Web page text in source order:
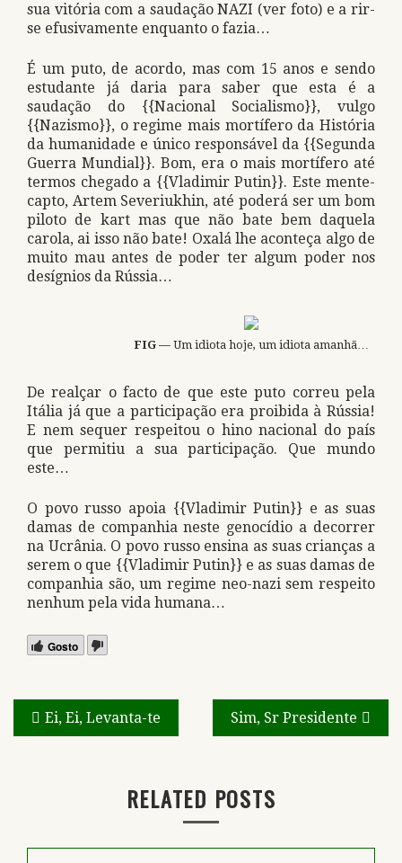
sua vitória com a saudação NAZI (ver foto) e a rir-
se efusivamente enquanto o fazia…
É um puto, de acordo, mas com 15 anos e sendo
estudante já daria para saber que esta é a
saudação do {{Nacional Socialismo}}, vulgo
{{Nazismo}}, o regime mais mortífero da História
da humanidade e único responsável da {{Segunda
Guerra Mundial}}. Bom, era o mais mortífero até
termos chegado a {{Vladimir Putin}}. Este mente-
capto, Artem Severiukhin, até poderá ser um bom
piloto de kart mas que não bate bem daquela
carola, ai isso não bate! Oxalá lhe aconteça algo de
muito mau antes de poder ter algum poder nos
desígnios da Rússia…
FIG — Um idiota hoje, um idiota amanhã…
De realçar o facto de que este puto correu pela
Itália já que a participação era proibida à Rússia!
E nem sequer respeitou o hino nacional do país
que permitiu a sua participação. Que mundo
este…
O povo russo apoia {{Vladimir Putin}} e as suas
damas de companhia neste genocídio a decorrer
na Ucrânia. O povo russo ensina as suas crianças a
serem o que {{Vladimir Putin}} e as suas damas de
companhia são, um regime neo-nazi sem respeito
nenhum pela vida humana…
Gosto
Navegação
de
Ei, Ei, Levanta-te Sim, Sr Presidente
RELATED POSTS